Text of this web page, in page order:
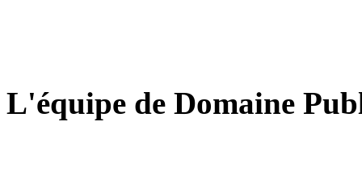
L'équipe de Domaine